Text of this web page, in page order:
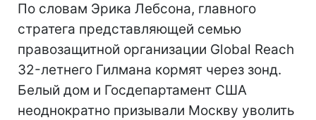
По словам Эрика Лебсона, главного
стратега представляющей семью
правозащитной организации Global Reach
32-летнего Гилмана кормят через зонд.
Белый дом и Госдепартамент США
неоднократно призывали Москву уволить